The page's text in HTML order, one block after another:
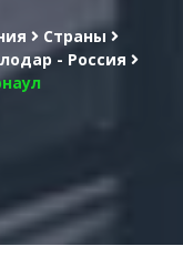
Cтраны
- Россия